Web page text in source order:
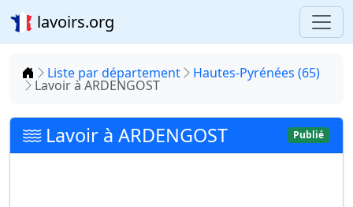
lavoirs.org
Accueil
Liste par département Hautes-Pyrénées (65)
Lavoir à ARDENGOST
Lavoir à ARDENGOST Publié